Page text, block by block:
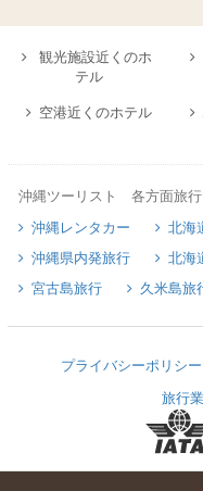
観光施設近くのホ
テル
空港近くのホテル
沖縄ツーリスト 各方面旅行
沖縄レンタカー
北海
沖縄県内発旅行
北海
宮古島旅行
久米島旅
プライバシーポリシー
旅行